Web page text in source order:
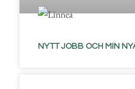
NYTT JOBB OCH MIN